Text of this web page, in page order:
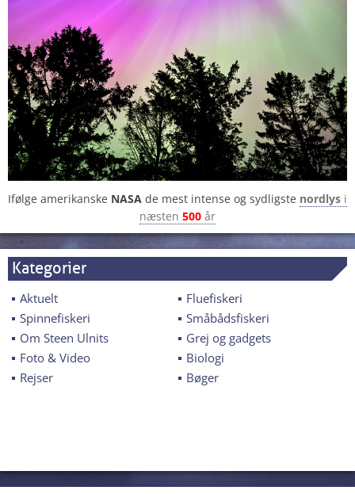
Ifølge amerikanske NASA de mest intense og sydligste nordlys i
næsten 500 år
Kategorier
Aktuelt
Fluefiskeri
Spinnefiskeri
Småbådsfiskeri
Om Steen Ulnits
Grej og gadgets
Foto & Video
Biologi
Rejser
Bøger